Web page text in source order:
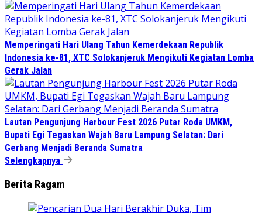
Memperingati Hari Ulang Tahun Kemerdekaan Republik
Indonesia ke-81, XTC Solokanjeruk Mengikuti Kegiatan Lomba
Gerak Jalan
Lautan Pengunjung Harbour Fest 2026 Putar Roda UMKM,
Bupati Egi Tegaskan Wajah Baru Lampung Selatan: Dari
Gerbang Menjadi Beranda Sumatra
Selengkapnya
Berita Ragam